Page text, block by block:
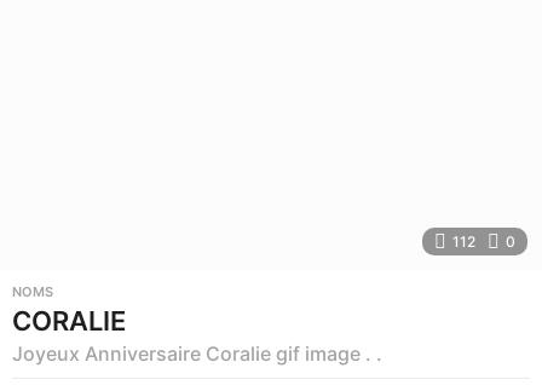
112 0
NOMS
CORALIE
Joyeux Anniversaire Coralie gif image . .